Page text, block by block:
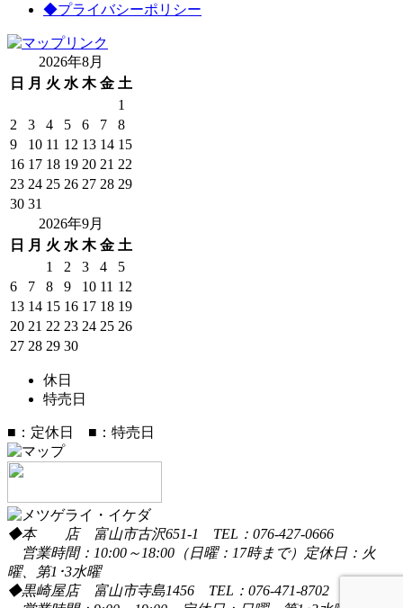
◆プライバシーポリシー
2026年8月
日
月 火 水 木 金 土
1
2
3 4 5 6 7
8
9
10 11 12 13 14 15
16 17 18 19 20 21 22
23 24 25 26 27 28 29
30 31
2026年9月
日
月 火 水 木 金 土
1
2 3 4
5
6
7 8 9 10 11 12
13 14 15 16 17 18 19
20 21 22 23 24 25 26
27 28 29 30
休日
特売日
■ ：定休日 ■ ：特売日
◆本 店
富山市古沢651-1 TEL：076-427-0666
営業時間：10:00～18:00（日曜：17時まで）定休日：火
曜、第1･3水曜
◆黒崎屋店
富山市寺島1456 TEL：076-471-8702